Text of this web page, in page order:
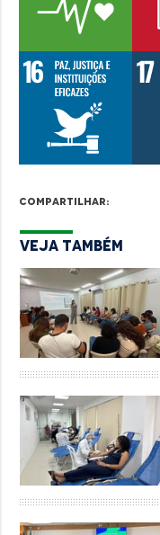
Compartilhar:
Veja Também